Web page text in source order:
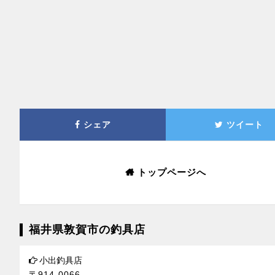
シェア ツイート
トップページへ
福井県敦賀市の釣具店
小出釣具店